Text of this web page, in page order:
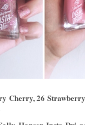
Cherry, 26